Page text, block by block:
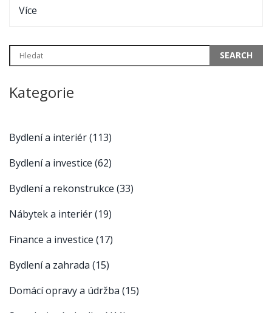
Více
Kategorie
Bydlení a interiér(113)
Bydlení a investice (62)
Bydlení a rekonstrukce (33)
Nábytek a interiér(19)
Finance a investice (17)
Bydlení a zahrada (15)
Domácí opravy a údržba (15)